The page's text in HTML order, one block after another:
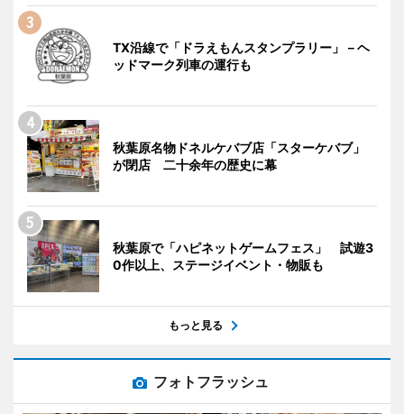
TX沿線で「ドラえもんスタンプラリー」－ヘ
ッドマーク列車の運行も
秋葉原名物ドネルケバブ店「スターケバブ」
が閉店 二十余年の歴史に幕
秋葉原で「ハピネットゲームフェス」 試遊3
0作以上、ステージイベント・物販も
もっと見る
フォトフラッシュ